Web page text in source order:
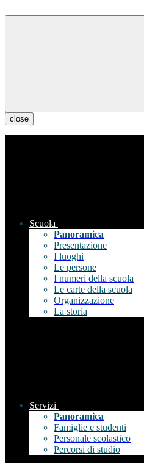
close
Scuola
Panoramica
Presentazione
I luoghi
Le persone
I numeri della scuola
Le carte della scuola
Organizzazione
La storia
Servizi
Panoramica
Famiglie e studenti
Personale scolastico
Percorsi di studio